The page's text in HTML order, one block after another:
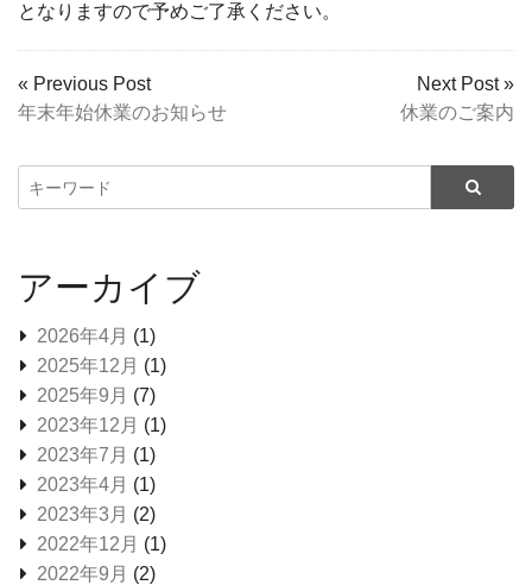
となりますので予めご了承ください。
« Previous Post
年末年始休業のお知らせ
Next Post »
休業のご案内
アーカイブ
2026年4月 (1)
2025年12月 (1)
2025年9月 (7)
2023年12月 (1)
2023年7月 (1)
2023年4月 (1)
2023年3月 (2)
2022年12月 (1)
2022年9月 (2)